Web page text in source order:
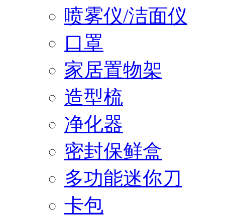
喷雾仪/洁面仪
口罩
家居置物架
造型梳
净化器
密封保鲜盒
多功能迷你刀
卡包